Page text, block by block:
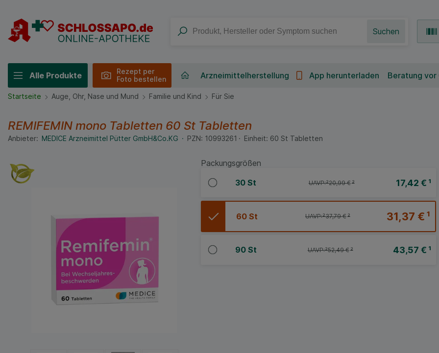
Suchen
Alle Produkte
Rezept per
Foto bestellen
Arzneimittelherstellung App herunterladen Beratung vor
Startseite Auge, Ohr, Nase und Mund Familie und Kind Für Sie
REMIFEMIN mono Tabletten 60 St Tabletten
Anbieter: MEDICE Arzneimittel Pütter GmbH&Co.KG PZN: 10993261 Einheit: 60 St Tabletten
Packungsgrößen
30 St 17,42 € ¹
UAVP:²20,99 €²
60 St 31,37 €¹
UAVP:²37,79 €²
90 St 43,57 € ¹
UAVP:²52,49 €²